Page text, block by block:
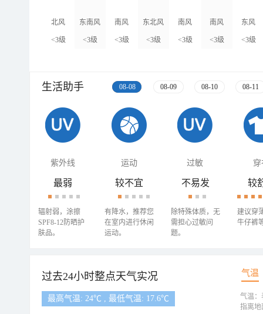
北风
<3级
东南风
<3级
南风
<3级
东北风
<3级
南风
<3级
南风
<3级
东风
<3级
生活助手 08-08 08-09 08-10 08-11
紫外线 运动 过敏 穿
最弱
辐射弱，涂擦
SPF8-12防晒护
肤品。
较不宜
有降水，推荐您
在室内进行休闲
运动。
不易发
除特殊体质，无
需担心过敏问
题。
较
建议穿
牛仔裤
过去24小时整点天气实况 气温
最高气温: 24℃ , 最低气温: 17.6℃
气温：
指离地